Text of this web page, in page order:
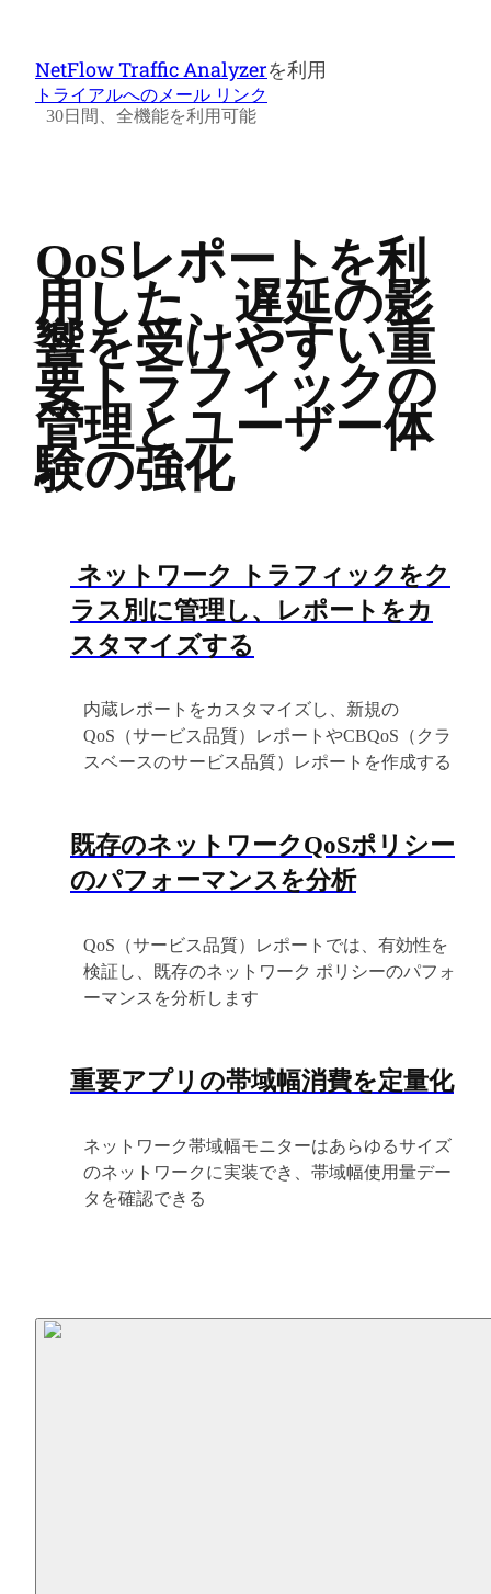
NetFlow Traffic Analyzerを利用
トライアルへのメール リンク
30日間、全機能を利用可能
QoSレポートを利
用した、遅延の影
響を受けやすい重
要トラフィックの
管理とユーザー体
験の強化
ネットワーク トラフィックをク
ラス別に管理し、レポートをカ
スタマイズする
内蔵レポートをカスタマイズし、新規の
QoS（サービス品質）レポートやCBQoS（クラ
スベースのサービス品質）レポートを作成する
既存のネットワークQoSポリシー
のパフォーマンスを分析
QoS（サービス品質）レポートでは、有効性を
検証し、既存のネットワーク ポリシーのパフォ
ーマンスを分析します
重要アプリの帯域幅消費を定量化
ネットワーク帯域幅モニターはあらゆるサイズ
のネットワークに実装でき、帯域幅使用量デー
タを確認できる